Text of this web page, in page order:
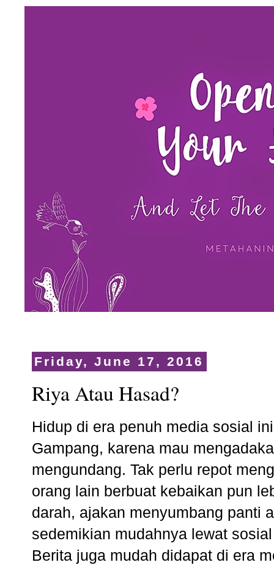
Friday, June 17, 2016
Riya Atau Hasad?
Hidup di era penuh media sosial
Gampang, karena mau
mengundang. Tak perlu repot
orang lain berbuat kebaikan pun
darah, ajakan menyumbang panti
sedemikian mudahnya lewat
Berita juga mudah didapat di era